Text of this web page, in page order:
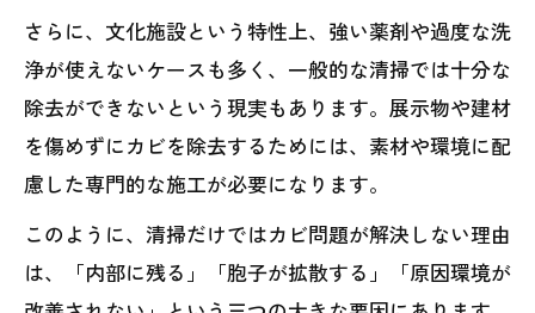
さらに、文化施設という特性上、強い薬剤や過度な洗
浄が使えないケースも多く、一般的な清掃では十分な
除去ができないという現実もあります。展示物や建材
を傷めずにカビを除去するためには、素材や環境に配
慮した専門的な施工が必要になります。
このように、清掃だけではカビ問題が解決しない理由
は、「内部に残る」「胞子が拡散する」「原因環境が